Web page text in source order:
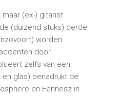
(ex-) gitarist
(duizend stuks) derde
worden
door
zelfs van een
glas) benadrukt de
en Fennesz in